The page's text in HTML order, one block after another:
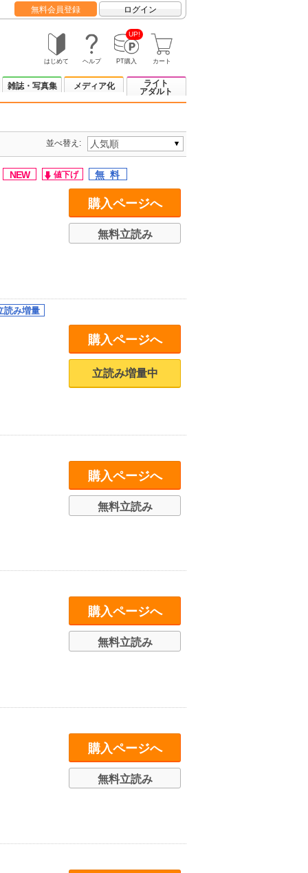
無料会員登録 ログイン
はじめて ヘルプ
UP!
PT購入 カート
雑誌・写真集 メディア化
ライト
アダルト
並べ替え:
購入ページへ
無料立読み
購入ページへ
立読み増量中
購入ページへ
無料立読み
購入ページへ
無料立読み
購入ページへ
無料立読み